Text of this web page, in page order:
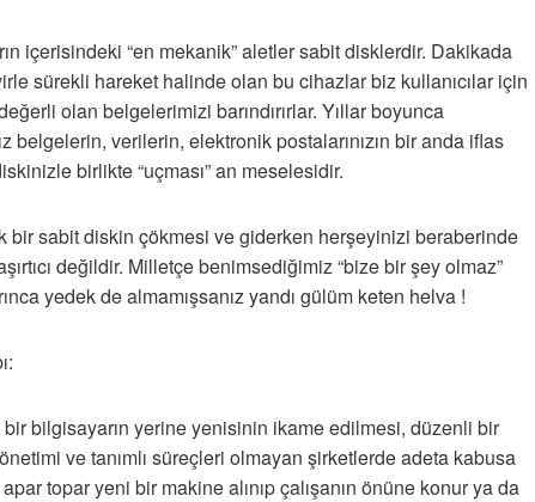
içerisindeki “en mekanik” aletler sabit disklerdir. Dakikada
sürekli hareket halinde olan bu cihazlar biz kullanıcılar için
olan belgelerimizi barındırırlar. Yıllar boyunca
belgelerin, verilerin, elektronik postalarınızın bir anda iflas
birlikte “uçması” an meselesidir.
bir sabit diskin çökmesi ve giderken herşeyinizi beraberinde
değildir. Milletçe benimsediğimiz “bize bir şey olmaz”
yedek de almamışsanız yandı gülüm keten helva !
bir bilgisayarın yerine yenisinin ikame edilmesi, düzenli bir
ve tanımlı süreçleri olmayan şirketlerde adeta kabusa
topar yeni bir makine alınıp çalışanın önüne konur ya da